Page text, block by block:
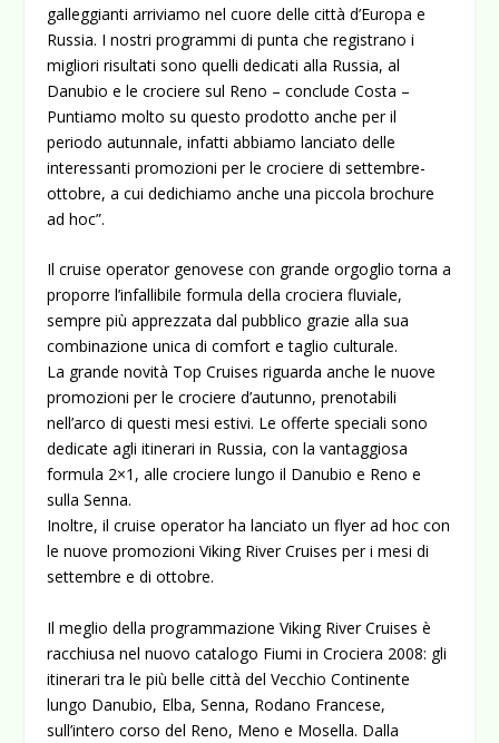
galleggianti arriviamo nel cuore delle città d’Europa e
Russia. I nostri programmi di punta che registrano i
migliori risultati sono quelli dedicati alla Russia, al
Danubio e le crociere sul Reno – conclude Costa –
Puntiamo molto su questo prodotto anche per il
periodo autunnale, infatti abbiamo lanciato delle
interessanti promozioni per le crociere di settembre-
ottobre, a cui dedichiamo anche una piccola brochure
ad hoc”.
Il cruise operator genovese con grande orgoglio torna a
proporre l’infallibile formula della crociera fluviale,
sempre più apprezzata dal pubblico grazie alla sua
combinazione unica di comfort e taglio culturale.
La grande novità Top Cruises riguarda anche le nuove
promozioni per le crociere d’autunno, prenotabili
nell’arco di questi mesi estivi. Le offerte speciali sono
dedicate agli itinerari in Russia, con la vantaggiosa
formula 2×1, alle crociere lungo il Danubio e Reno e
sulla Senna.
Inoltre, il cruise operator ha lanciato un flyer ad hoc con
le nuove promozioni Viking River Cruises per i mesi di
settembre e di ottobre.
Il meglio della programmazione Viking River Cruises è
racchiusa nel nuovo catalogo Fiumi in Crociera 2008: gli
itinerari tra le più belle città del Vecchio Continente
lungo Danubio, Elba, Senna, Rodano Francese,
sull’intero corso del Reno, Meno e Mosella. Dalla